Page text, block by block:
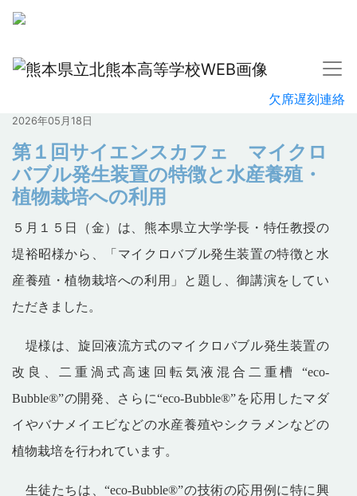
欠席遅刻連絡
2026年05月18日
第１回サイエンスカフェ マイクロ
バブル発生装置の特徴と水産養殖・
植物栽培への利用
５月１５日（金）は、熊本県立大学学長・特任教授の
堤裕昭様から、「マイクロバブル発生装置の特徴と水
産養殖・植物栽培への利用 」と題し、御講演をしてい
ただきました。
堤様は、旋回液流方式のマイクロバブル発生装置の
改良、二重渦式高速回転気液混合二重槽
“eco-
Bubble®”の開発、さらに“eco-Bubble®”を応用したマダ
イやバナメイエビなどの水産養殖やシクラメンなどの
植物栽培を行われています。
生徒たちは、“eco-Bubble®”の技術の応用例に特に興